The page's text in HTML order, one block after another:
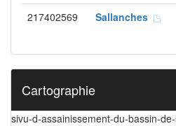
217402569 Sallanches
Cartographie
sivu-d-assainissement-du-bassin-